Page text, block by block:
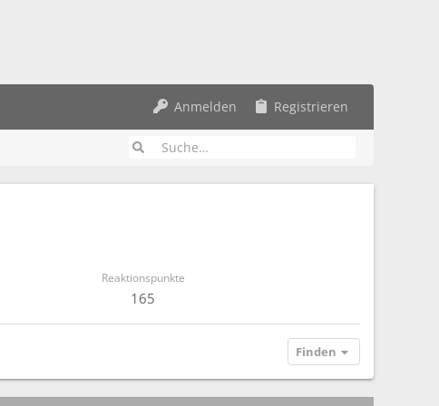
Anmelden Registrieren
Reaktionspunkte
165
Finden